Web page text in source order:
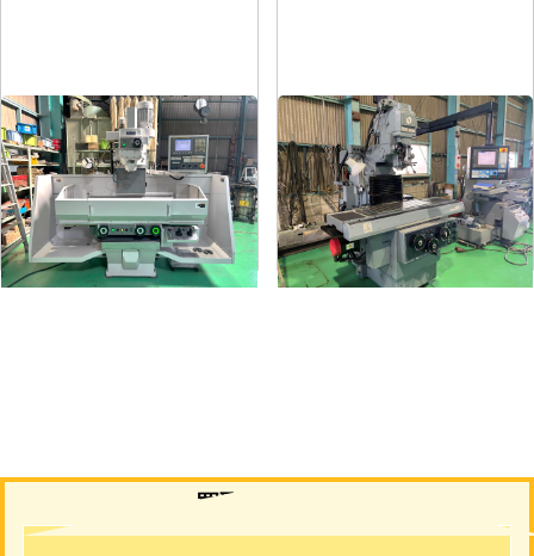
#3NC立フライス盤
メーカー 山崎技研
形 式 YZ-352NCR
年 式2014
#2NC立フライス盤
メーカー マキノ
形 式AEV-74
年 式 2003
買取について